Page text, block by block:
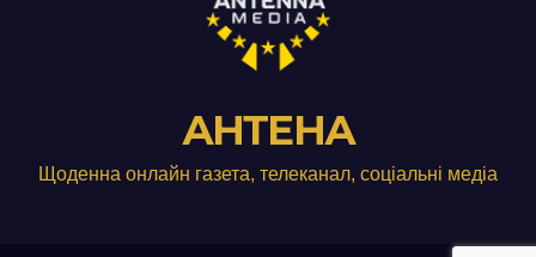
АНТЕНА
Щоденна онлайн газета, телеканал, соціальні медіа